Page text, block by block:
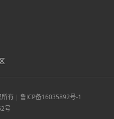
有 | 鲁ICP备16035892号-1
号